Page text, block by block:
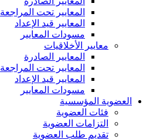
المعايير تحت المراجعة
المعايير قيد الإعداد
مسودات المعايير
معايير الأخلاقيات
المعايير الصادرة
المعايير تحت المراجعة
المعايير قيد الإعداد
مسودات المعايير
العضوية المؤسسية
فئات العضوية
التزامات العضوية
تقديم طلب العضوية